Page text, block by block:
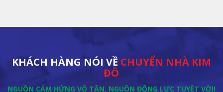
KHÁCH HÀNG NÓI VỀ CHUYỂN NHÀ KIM
ĐÔ
NGUỒN CẢM HỨNG VÔ TẬN. NGUỒN ĐỘNG LỰC TUYỆT VỜI!